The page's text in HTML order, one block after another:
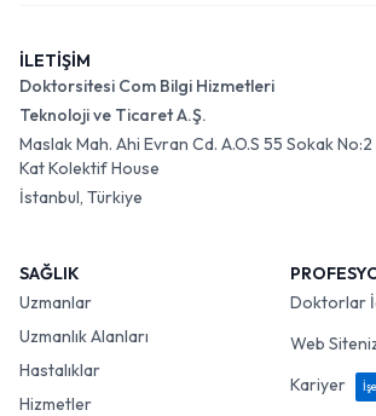
İLETİŞİM
Doktorsitesi Com Bilgi Hizmetleri
Teknoloji ve Ticaret A.Ş.
Maslak Mah. Ahi Evran Cd. A.O.S 55 Sokak
Kat Kolektif House
İstanbul, Türkiye
SAĞLIK
Uzmanlar
Uzmanlık Alanları
Hastalıklar
Hizmetler
Doktorlar
Web
Kariyer